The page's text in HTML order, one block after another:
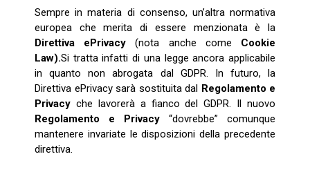
Sempre in materia di consenso, un’altra normativa
europea che merita di essere menzionata è la
Direttiva ePrivacy(nota anche come Cookie
Law).Si tratta infatti di una legge ancora applicabile
in quanto non abrogata dal GDPR. In futuro, la
Direttiva ePrivacy sarà sostituita dal Regolamento e
Privacy che lavorerà a fianco del GDPR. Il nuovo
Regolamento e Privacy “dovrebbe” comunque
mantenere invariate le disposizioni della precedente
direttiva.